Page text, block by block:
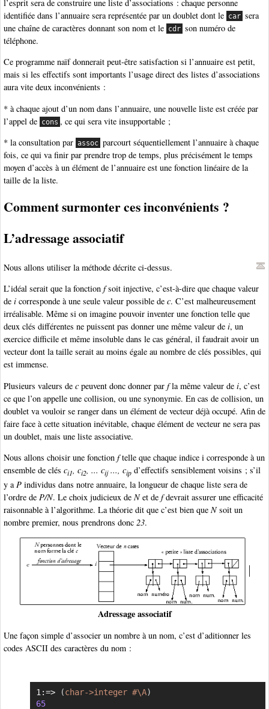
l’esprit sera de construire une liste d’associations : chaque personne
identifiée dans l’annuaire sera représentée par un doublet dont le car sera
une chaîne de caractères donnant son nom et le cdr son numéro de
téléphone.
Ce programme naïf donnerait peut-être satisfaction si l’annuaire est petit,
mais si les effectifs sont importants l’usage direct des listes d’associations
aura vite deux inconvénients :
* à chaque ajout d’un nom dans l’annuaire, une nouvelle liste est créée par
l’appel de cons , ce qui sera vite insupportable ;
* la consultation par assoc parcourt séquentiellement l’annuaire à chaque
fois, ce qui va finir par prendre trop de temps, plus précisément le temps
moyen d’accès à un élément de l’annuaire est une fonction linéaire de la
taille de la liste.
Comment surmonter ces inconvénients ?
L’adressage associatif
Nous allons utiliser la méthode décrite ci-dessus.
L’idéal serait que la fonction fsoit injective, c’est-à-dire que chaque valeur
de i corresponde à une seule valeur possible de c. C’est malheureusement
irréalisable. Même si on imagine pouvoir inventer une fonction telle que
deux clés différentes ne puissent pas donner une même valeur de i, un
exercice difficile et même insoluble dans le cas général, il faudrait avoir un
vecteur dont la taille serait au moins égale au nombre de clés possibles, qui
est immense.
Plusieurs valeurs de c peuvent donc donner par fla même valeur de i, c’est
ce que l’on appelle une collision, ou une synonymie. En cas de collision, un
doublet va vouloir se ranger dans un élément de vecteur déjà occupé. Afin de
faire face à cette situation inévitable, chaque élément de vecteur ne sera pas
un doublet, mais une liste associative.
Nous allons choisir une fonction ftelle que chaque indice i corresponde à un
ensemble de clés ci1, ci2, ... cij..., cip d’effectifs sensiblement voisins ; s’il
y aP individus dans notre annuaire, la longueur de chaque liste sera de
l’ordre de P/N. Le choix judicieux de Net de fdevrait assurer une efficacité
raisonnable à l’algorithme. La théorie dit que c’est bien que Nsoit un
nombre premier, nous prendrons donc 23.
Adressage associatif
Une façon simple d’associer un nombre à un nom, c’est d’aditionner les
codes ASCII des caractères du nom :
1:=> (char->integer #\A)
65